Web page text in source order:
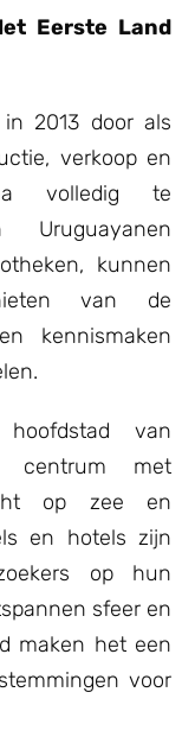
Eerste Land
2013 door als
verkoop en
volledig te
Uruguayanen
kunnen
van de
kennismaken
van
centrum met
op zee en
en hotels zijn
op hun
sfeer en
maken het een
voor